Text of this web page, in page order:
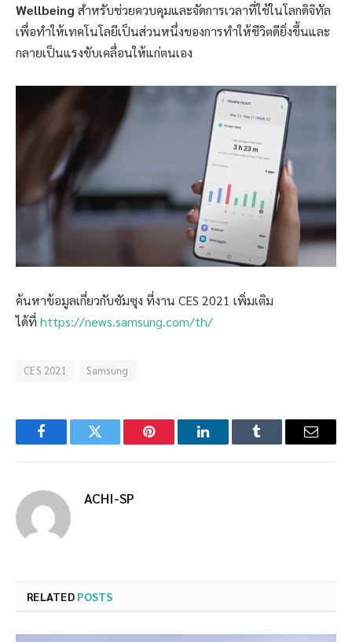
Wellbeing สำหรับช่วยควบคุมและจัดการเวลาที่ใช้ในโลกดิจิทัล
เพื่อทำให้เทคโนโลยีเป็นส่วนหนึ่งของการทำให้ชีวิตดียิ่งขึ้นและ
กลายเป็นแรงขับเคลื่อนให้แก่ตนเอง
ค้นหาข้อมูลเกี่ยวกับซัมซุง ที่งาน CES 2021 เพิ่มเติม
ได้ที่ https://news.samsung.com/th/
CES 2021 Samsung
FacebookTwitter Pinterest LinkedInTumblr Email
ACHI-SP
RELATED POSTS